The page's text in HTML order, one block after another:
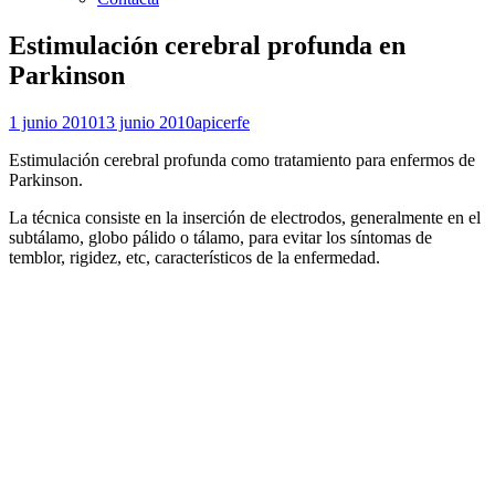
Estimulación cerebral profunda en
Parkinson
1 junio 201013 junio 2010apicerfe
Estimulación cerebral profunda como tratamiento para enfermos de
Parkinson.
La técnica consiste en la inserción de electrodos, generalmente en el
subtálamo, globo pálido o tálamo, para evitar los síntomas de
temblor, rigidez, etc, característicos de la enfermedad.